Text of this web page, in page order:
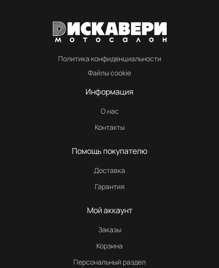
Политика конфиденциальности
Файлы cookie
Информация
О нас
Контакты
Помощь покупателю
Доставка
Гарантия
Мой аккаунт
Заказы
Корзина
Персональный раздел